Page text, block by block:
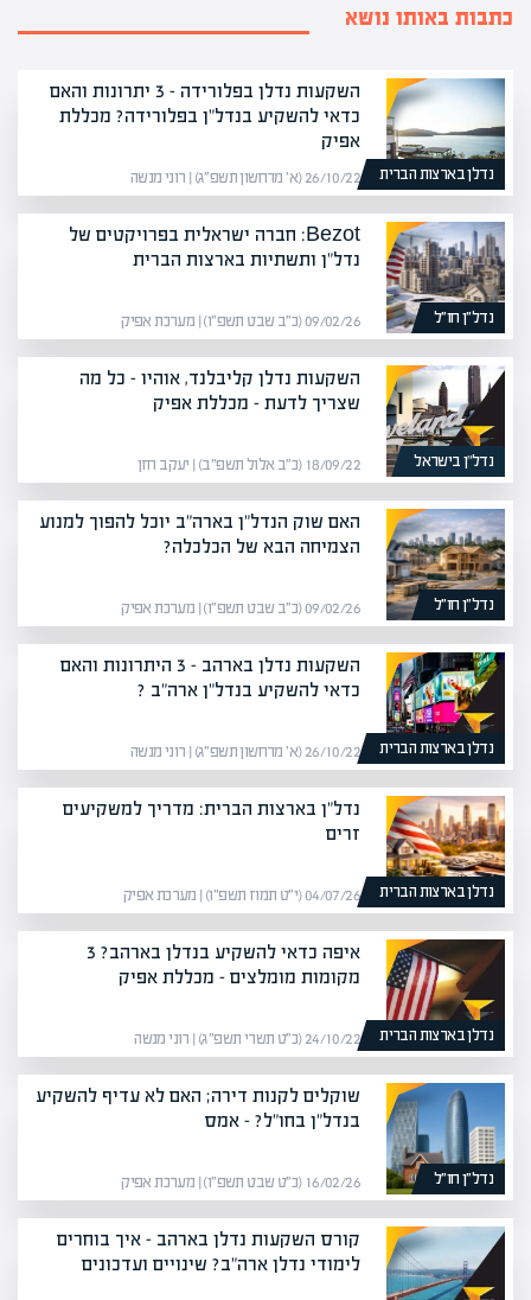
כתבות באותו נושא
נדלן בארצות הברית
השקעות נדלן בפלורידה – 3 יתרונות והאם
כדאי להשקיע בנדל"ן בפלורידה? מכללת
אפיק
26/10/22 (א׳ מרחשון תשפ״ג) | רוני מנשה
נדל״ן חו״ל
Bezot: חברה ישראלית בפרויקטים של
נדל"ן ותשתיות בארצות הברית
09/02/26 (כ״ב שבט תשפ״ו) | מערכת אפיק
נדל”ן בישראל
השקעות נדלן קליבלנד, אוהיו – כל מה
שצריך לדעת – מכללת אפיק
18/09/22 (כ״ב אלול תשפ״ב) | יעקב חזן
נדל״ן חו״ל
האם שוק הנדל"ן בארה"ב יוכל להפוך למנוע
הצמיחה הבא של הכלכלה?
09/02/26 (כ״ב שבט תשפ״ו) | מערכת אפיק
נדלן בארצות הברית
השקעות נדלן בארהב – 3 היתרונות והאם
כדאי להשקיע בנדל"ן ארה"ב ?
26/10/22 (א׳ מרחשון תשפ״ג) | רוני מנשה
נדלן בארצות הברית
נדל"ן בארצות הברית: מדריך למשקיעים
זרים
04/07/26 (י״ט תמוז תשפ״ו) | מערכת אפיק
נדלן בארצות הברית
איפה כדאי להשקיע בנדלן בארהב? 3
מקומות מומלצים – מכללת אפיק
24/10/22 (כ״ט תשרי תשפ״ג) | רוני מנשה
נדל״ן חו״ל
שוקלים לקנות דירה; האם לא עדיף להשקיע
בנדל"ן בחו"ל? – אמס
16/02/26 (כ״ט שבט תשפ״ו) | מערכת אפיק
קורס השקעות נדלן בארהב – איך בוחרים
לימודי נדלן ארה"ב? שינויים ועדכונים